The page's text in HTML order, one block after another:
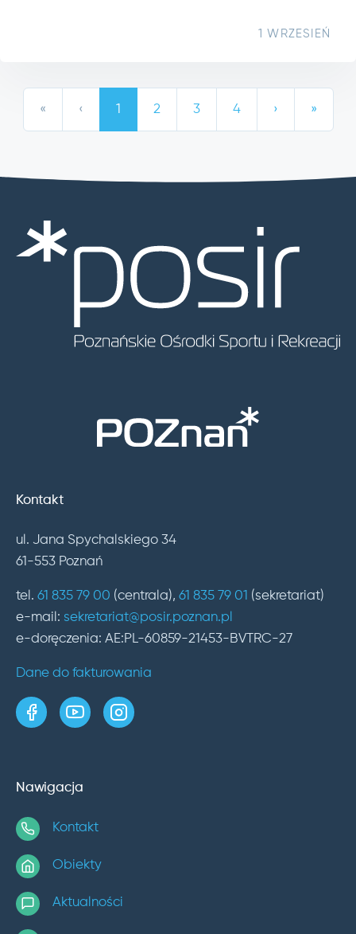
1 WRZESIEŃ
« ‹ 1 2 3 4 › »
Kontakt
ul. Jana Spychalskiego 34
61-553 Poznań
tel. 61 835 79 00 (centrala), 61 835 79 01 (sekretariat)
e-mail: sekretariat@posir.poznan.pl
e-doręczenia: AE:PL-60859-21453-BVTRC-27
Dane do fakturowania
strona w serwisie Facebook
kanał w serwisie YouTube
profil w serwisie Instagram
Nawigacja
Kontakt
Obiekty
Aktualności